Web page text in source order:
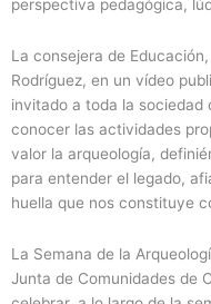
perspectiva pedagógica,
La consejera de
Rodríguez, en un vídeo
invitado a toda la
conocer las actividades
valor la arqueología,
para entender el legado,
huella que nos constituye
La Semana de la
Junta de Comunidades de